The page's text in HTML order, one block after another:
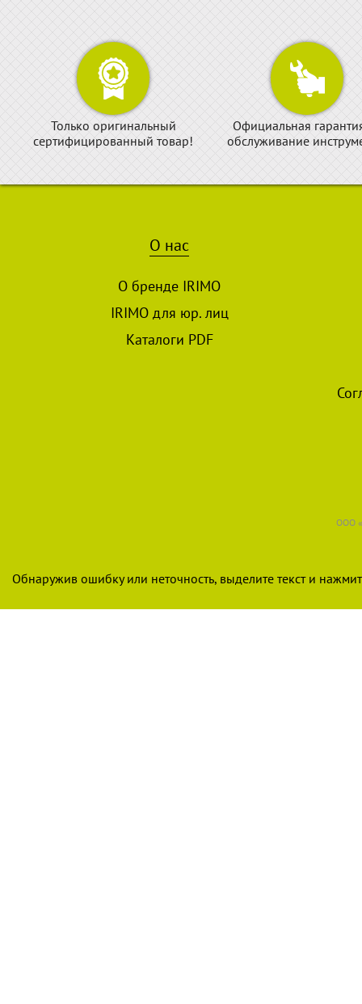
Только оригинальный
сертифицированный товар!
Официальная
обслуживание
О нас
О бренде IRIMO
IRIMO для юр. лиц
Каталоги PDF
ООО
Обнаружив ошибку или неточность, выделите текст и